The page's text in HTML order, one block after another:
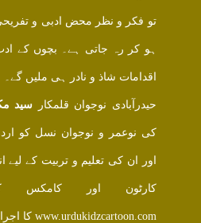
تو فکر و نظر محض ادبی و
ہو کر رہ جاتی ہے۔ بچوں کے
اقدامات شاذ و نادر ہی ملیں گے۔
حیدرآبادی نوجوان قلمکار سید
کی نوعمر و نوجوان نسل کو
اور ان کی تعلیم و تربیت کے لیے
کارٹون اور
www.urdukidzcartoon.com کا اجراء کیا۔۔۔